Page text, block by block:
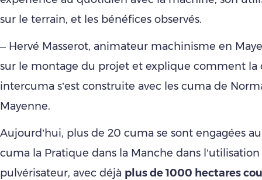
sur le terrain, et les bénéfices observés.
– Hervé Masserot, animateur machinisme en
sur le montage du projet et explique comment la
intercuma s’est construite avec les cuma de
Mayenne.
Aujourd’hui, plus de 20 cuma se sont engagées
cuma la Pratique dans la Manche dans
pulvérisateur, avec déjà plus de 1000 hectares